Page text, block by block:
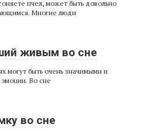
пчел, может быть довольно
Многие люди
живым во сне
могут быть очень значимыми и
Во сне
во сне